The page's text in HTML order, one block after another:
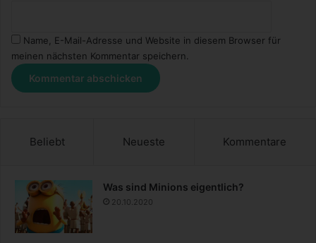
Name, E-Mail-Adresse und Website in diesem Browser für
meinen nächsten Kommentar speichern.
Beliebt Neueste Kommentare
Was sind Minions eigentlich?
20.10.2020